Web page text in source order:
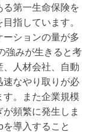
第一生命保険を
指しています。
ションの量が多
強みが生きると考
、人材会社、自動
速なやり取りが必
。また企業規模
頻繁に発生しま
導入すること